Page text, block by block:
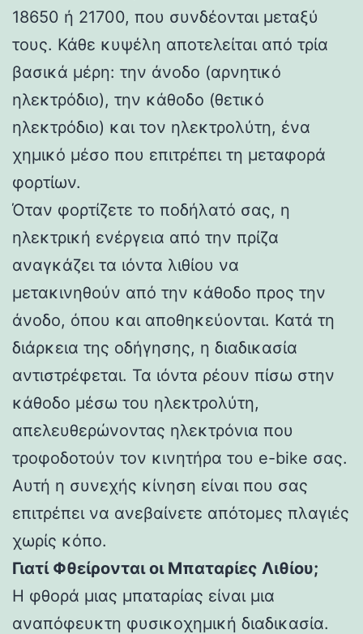
18650 ή 21700, που συνδέονται μεταξύ
τους. Κάθε κυψέλη αποτελείται από τρία
βασικά μέρη: την άνοδο (αρνητικό
ηλεκτρόδιο), την κάθοδο (θετικό
ηλεκτρόδιο) και τον ηλεκτρολύτη, ένα
χημικό μέσο που επιτρέπει τη μεταφορά
φορτίων.
Όταν φορτίζετε το ποδήλατό σας, η
ηλεκτρική ενέργεια από την πρίζα
αναγκάζει τα ιόντα λιθίου να
μετακινηθούν από την κάθοδο προς την
άνοδο, όπου και αποθηκεύονται. Κατά τη
διάρκεια της οδήγησης, η διαδικασία
αντιστρέφεται. Τα ιόντα ρέουν πίσω στην
κάθοδο μέσω του ηλεκτρολύτη,
απελευθερώνοντας ηλεκτρόνια που
τροφοδοτούν τον κινητήρα του e-bike σας.
Αυτή η συνεχής κίνηση είναι που σας
επιτρέπει να ανεβαίνετε απότομες πλαγιές
χωρίς κόπο.
Γιατί Φθείρονται οι Μπαταρίες Λιθίου;
Η φθορά μιας μπαταρίας είναι μια
αναπόφευκτη φυσικοχημική διαδικασία.